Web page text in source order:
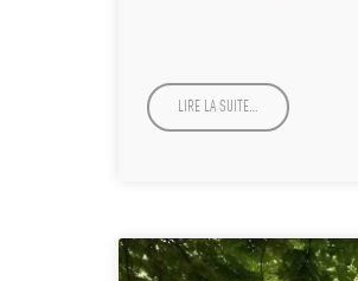
LIRE LA SUITE…